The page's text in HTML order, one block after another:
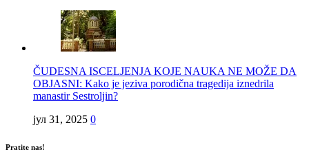
ČUDESNA ISCELJENJA KOJE NAUKA NE MOŽE DA
OBJASNI: Kako je jeziva porodična tragedija iznedrila
manastir Sestroljin?
јул 31, 2025 0
Pratite nas!